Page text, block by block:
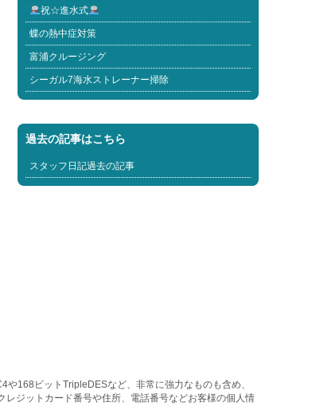
祝☆進水式
蝶の熱中症対策
富浦クルージング
シーガル7海水ストレーナー掃除
過去の記事はこちら
スタッフ日記過去の記事
168ビットTripleDESなど、非常に強力なものも含め、
ジットカード番号や住所、電話番号などお客様の個人情